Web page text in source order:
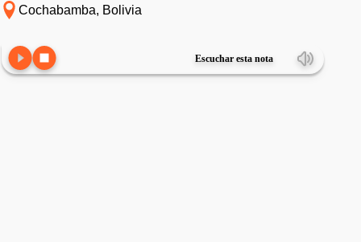
Cochabamba, Bolivia
Escuchar esta nota